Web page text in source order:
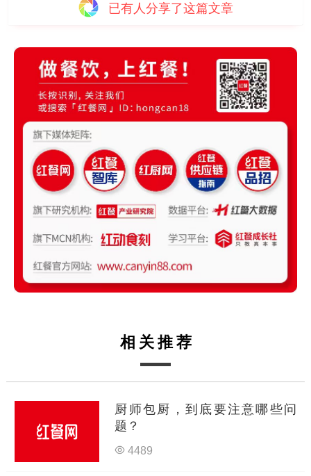
已有 人分享了这篇文章
相关推荐
厨师包厨，到底要注意哪些问
题？
4489